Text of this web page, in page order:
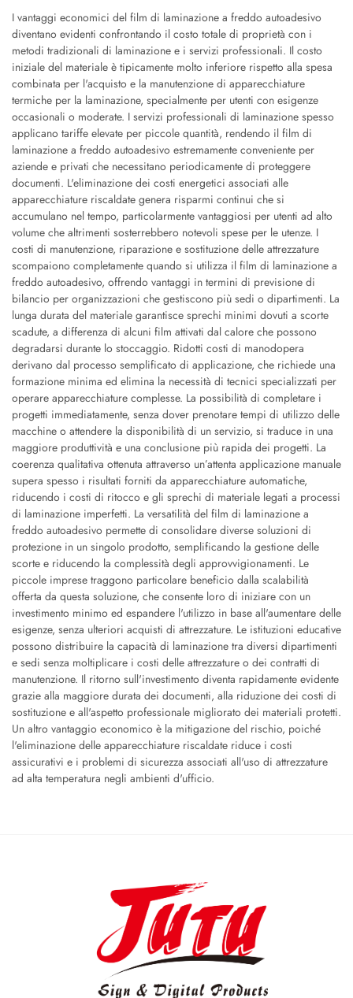
I vantaggi economici del film di laminazione a freddo autoadesivo
diventano evidenti confrontando il costo totale di proprietà con i
metodi tradizionali di laminazione e i servizi professionali. Il costo
iniziale del materiale è tipicamente molto inferiore rispetto alla spesa
combinata per l'acquisto e la manutenzione di apparecchiature
termiche per la laminazione, specialmente per utenti con esigenze
occasionali o moderate. I servizi professionali di laminazione spesso
applicano tariffe elevate per piccole quantità, rendendo il film di
laminazione a freddo autoadesivo estremamente conveniente per
aziende e privati che necessitano periodicamente di proteggere
documenti. L'eliminazione dei costi energetici associati alle
apparecchiature riscaldate genera risparmi continui che si
accumulano nel tempo, particolarmente vantaggiosi per utenti ad alto
volume che altrimenti sosterrebbero notevoli spese per le utenze. I
costi di manutenzione, riparazione e sostituzione delle attrezzature
scompaiono completamente quando si utilizza il film di laminazione a
freddo autoadesivo, offrendo vantaggi in termini di previsione di
bilancio per organizzazioni che gestiscono più sedi o dipartimenti. La
lunga durata del materiale garantisce sprechi minimi dovuti a scorte
scadute, a differenza di alcuni film attivati dal calore che possono
degradarsi durante lo stoccaggio. Ridotti costi di manodopera
derivano dal processo semplificato di applicazione, che richiede una
formazione minima ed elimina la necessità di tecnici specializzati per
operare apparecchiature complesse. La possibilità di completare i
progetti immediatamente, senza dover prenotare tempi di utilizzo delle
macchine o attendere la disponibilità di un servizio, si traduce in una
maggiore produttività e una conclusione più rapida dei progetti. La
coerenza qualitativa ottenuta attraverso un’attenta applicazione manuale
supera spesso i risultati forniti da apparecchiature automatiche,
riducendo i costi di ritocco e gli sprechi di materiale legati a processi
di laminazione imperfetti. La versatilità del film di laminazione a
freddo autoadesivo permette di consolidare diverse soluzioni di
protezione in un singolo prodotto, semplificando la gestione delle
scorte e riducendo la complessità degli approvvigionamenti. Le
piccole imprese traggono particolare beneficio dalla scalabilità
offerta da questa soluzione, che consente loro di iniziare con un
investimento minimo ed espandere l'utilizzo in base all'aumentare delle
esigenze, senza ulteriori acquisti di attrezzature. Le istituzioni educative
possono distribuire la capacità di laminazione tra diversi dipartimenti
e sedi senza moltiplicare i costi delle attrezzature o dei contratti di
manutenzione. Il ritorno sull'investimento diventa rapidamente evidente
grazie alla maggiore durata dei documenti, alla riduzione dei costi di
sostituzione e all'aspetto professionale migliorato dei materiali protetti.
Un altro vantaggio economico è la mitigazione del rischio, poiché
l'eliminazione delle apparecchiature riscaldate riduce i costi
assicurativi e i problemi di sicurezza associati all'uso di attrezzature
ad alta temperatura negli ambienti d'ufficio.